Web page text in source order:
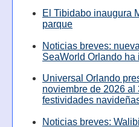
El Tibidabo inaugura
parque
Noticias breves:
SeaWorld Orlando
Universal Orlando
noviembre de 2026 al
festividades
Noticias breves: